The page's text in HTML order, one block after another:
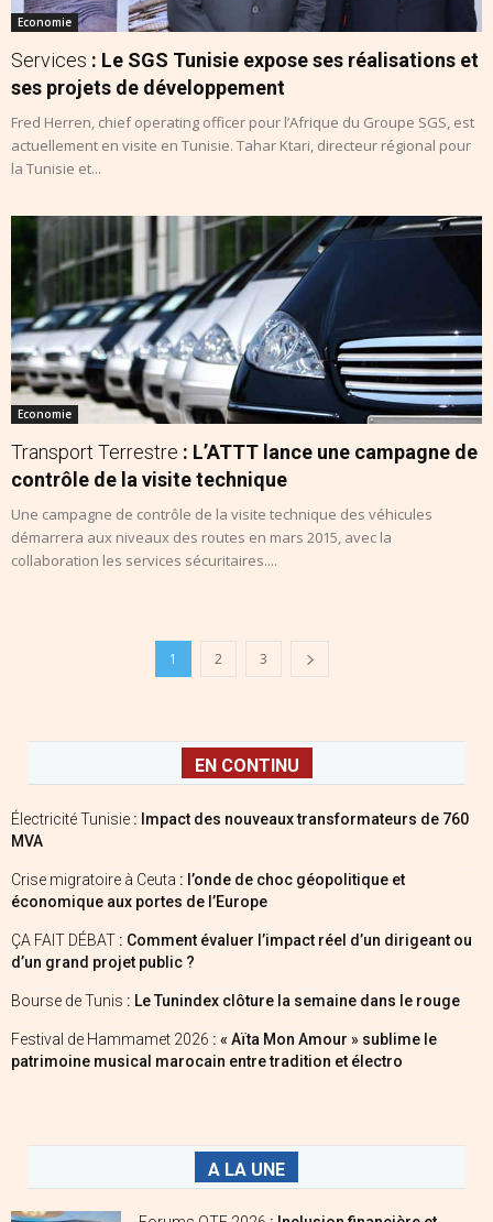
Economie
Services : Le SGS Tunisie expose ses réalisations et
ses projets de développement
Fred Herren, chief operating officer pour l’Afrique du Groupe SGS, est
actuellement en visite en Tunisie. Tahar Ktari, directeur régional pour
la Tunisie et...
Economie
Transport Terrestre : L’ATTT lance une campagne de
contrôle de la visite technique
Une campagne de contrôle de la visite technique des véhicules
démarrera aux niveaux des routes en mars 2015, avec la
collaboration les services sécuritaires....
1 2 3
EN CONTINU
Électricité Tunisie : Impact des nouveaux transformateurs de 760
MVA
Crise migratoire à Ceuta : l’onde de choc géopolitique et
économique aux portes de l’Europe
ÇA FAIT DÉBAT : Comment évaluer l’impact réel d’un dirigeant ou
d’un grand projet public ?
Bourse de Tunis : Le Tunindex clôture la semaine dans le rouge
Festival de Hammamet 2026 : « Aïta Mon Amour » sublime le
patrimoine musical marocain entre tradition et électro
A LA UNE